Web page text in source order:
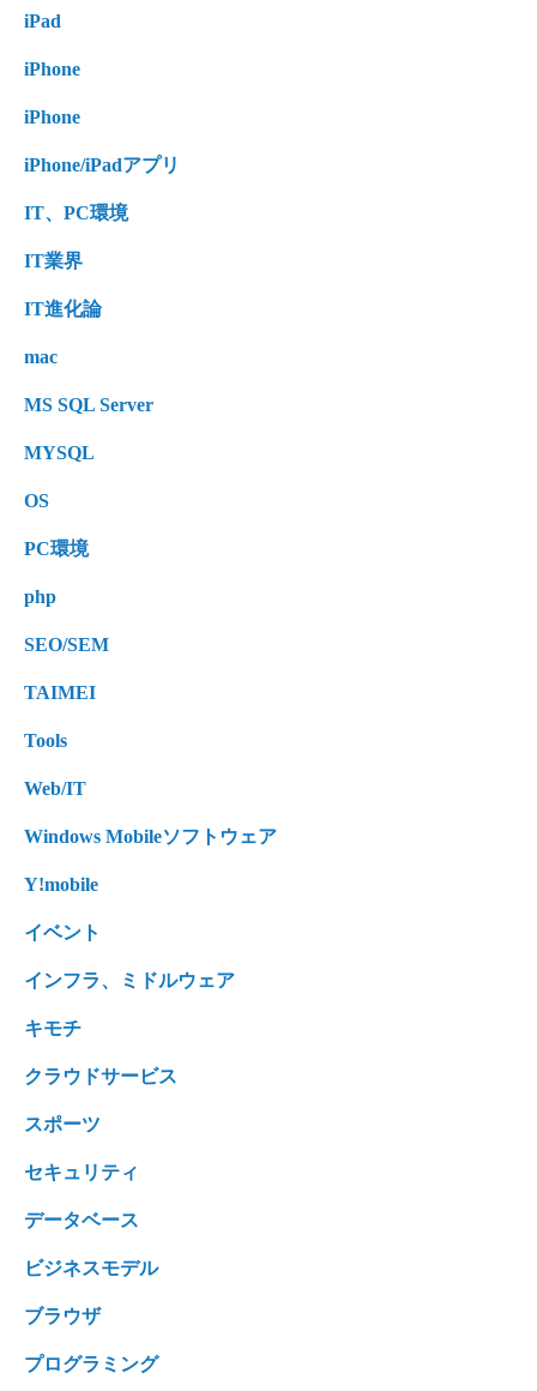
iPad
iPhone
iPhone
iPhone/iPadアプリ
IT、PC環境
IT業界
IT進化論
mac
MS SQL Server
MYSQL
OS
PC環境
php
SEO/SEM
TAIMEI
Tools
Web/IT
Windows Mobileソフトウェア
Y!mobile
イベント
インフラ、ミドルウェア
キモチ
クラウドサービス
スポーツ
セキュリティ
データベース
ビジネスモデル
ブラウザ
プログラミング